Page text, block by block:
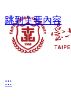
跳到主要內容
:::